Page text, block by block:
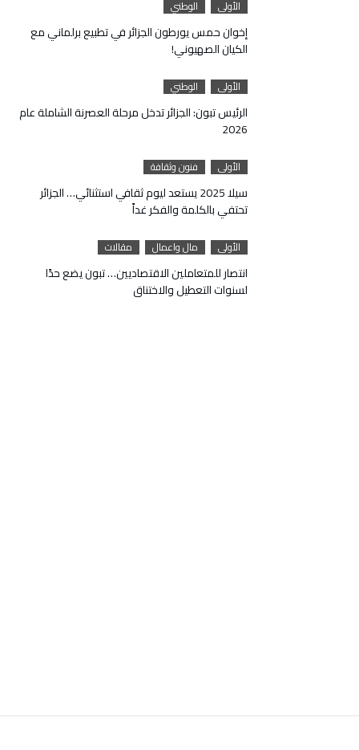
الأولى الوطني
إخوان حمس يورطون الجزائر في تطبيع برلماني مع
الكيان الصهيوني!
الأولى الوطني
الرئيس تبون: الجزائر تدخل مرحلة العصرنة الشاملة عام
2026
الأولى فنون وثقافة
سيلا 2025 يستعد ليوم ثقافي استثنائي… الجزائر
تحتفي بالكلمة والفكر غداً
الأولى مال واعمال مقالات
انتصار للمتعاملين الاقتصاديين… تبون يضع حدًا
لسنوات التعطيل والاختناق